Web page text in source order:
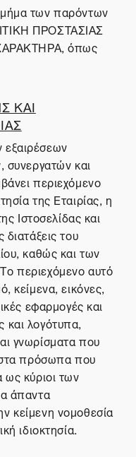
των παρόντων
ΠΡΟΣΤΑΣΙΑΣ
όπως
ΚΑΙ
συνεργατών και
περιεχόμενο
της Εταιρίας, η
Ιστοσελίδας και
του
καθώς και των
περιεχόμενο αυτό
κείμενα, εικόνες,
εφαρμογές και
λογότυπα,
γνωρίσματα που
στα πρόσωπα που
ως κύριοι των
άπαντα
κείμενη νομοθεσία
ιδιοκτησία.